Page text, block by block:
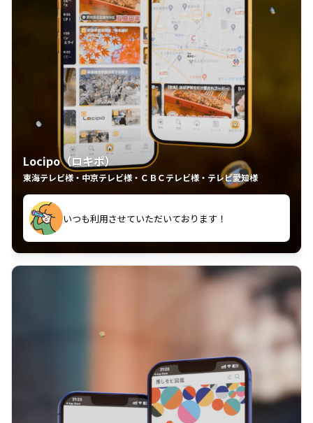
Locipo（ロキポ）
東海テレビ様・中京テレビ様・ＣＢＣテレビ様・テレビ愛知様
中京テレビのおもしろ番組が視聴可能地域外からも見
れるの嬉しいポイント
いつも利用させていただいております！